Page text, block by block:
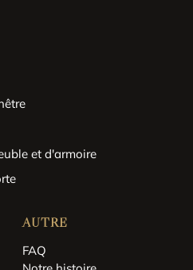
et d'armoire
AUTRE
FAQ